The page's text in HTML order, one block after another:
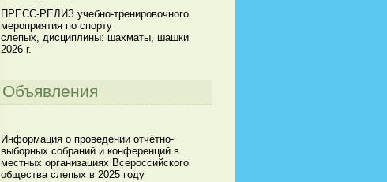
ПРЕСС-РЕЛИЗ учебно-тренировочного
мероприятия по спорту
слепых, дисциплины: шахматы, шашки
2026 г.
Объявления
Информация о проведении отчётно-
выборных собраний и конференций в
местных организациях Всероссийского
общества слепых в 2025 году